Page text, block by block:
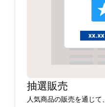
抽選販売
人気商品の販売を通じ